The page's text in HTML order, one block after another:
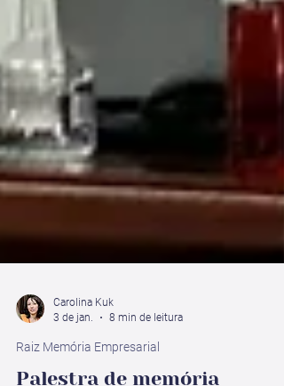
3 de jan.
8 min de leitura
Raiz Memória Empresarial